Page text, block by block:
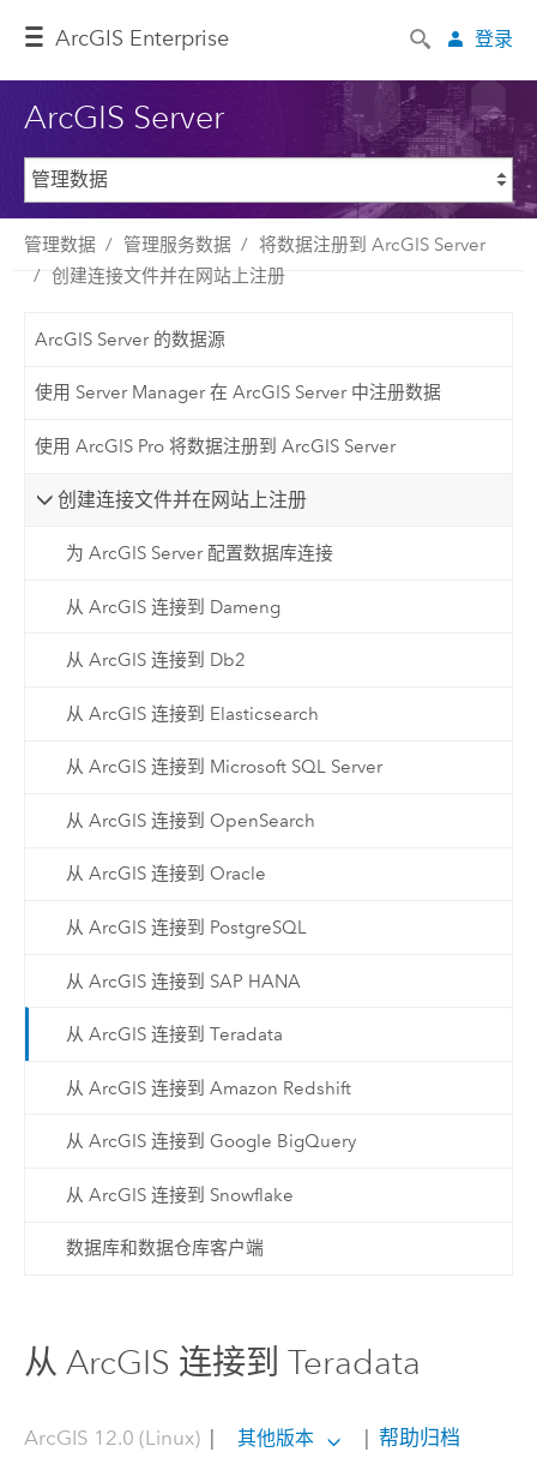
ArcGIS Enterprise 登录
ArcGIS Server
管理数据 管理服务数据
将数据注册到 ArcGIS Server
创建连接文件并在网站上注册
ArcGIS Server 的数据源
使用 Server Manager 在 ArcGIS Server 中注册数据
使用 ArcGIS Pro 将数据注册到 ArcGIS Server
创建连接文件并在网站上注册
为 ArcGIS Server 配置数据库连接
从 ArcGIS 连接到 Dameng
从 ArcGIS 连接到 Db2
从 ArcGIS 连接到 Elasticsearch
从 ArcGIS 连接到 Microsoft SQL Server
从 ArcGIS 连接到 OpenSearch
从 ArcGIS 连接到 Oracle
从 ArcGIS 连接到 PostgreSQL
从 ArcGIS 连接到 SAP HANA
从 ArcGIS 连接到 Teradata
从 ArcGIS 连接到 Amazon Redshift
从 ArcGIS 连接到 Google BigQuery
从 ArcGIS 连接到 Snowflake
数据库和数据仓库客户端
从 ArcGIS 连接到 Teradata
ArcGIS 12.0 (Linux)| 其他版本 帮助归档